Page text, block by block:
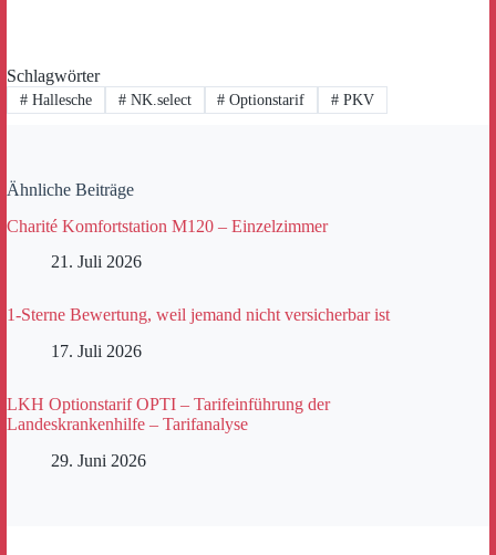
Schlagwörter
#Hallesche #NK.select # Optionstarif # PKV
Ähnliche Beiträge
Charité Komfortstation M120 – Einzelzimmer
21. Juli 2026
1-Sterne Bewertung, weil jemand nicht versicherbar ist
17. Juli 2026
LKH Optionstarif OPTI – Tarifeinführung der
Landeskrankenhilfe – Tarifanalyse
29. Juni 2026